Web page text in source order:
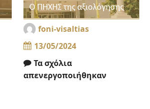
Ο ΠΗΧΗΣ της αξιολόγησης
foni-visaltias
13/05/2024
Τα σχόλια
απενεργοποιήθηκαν